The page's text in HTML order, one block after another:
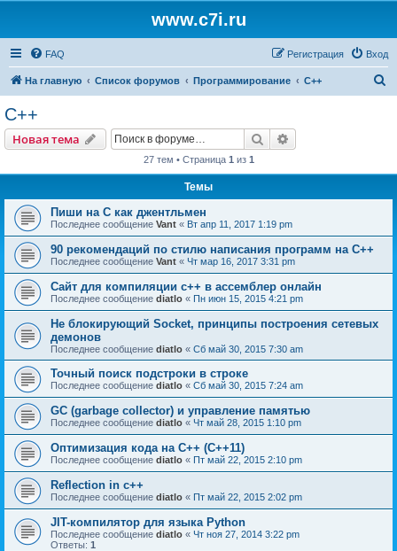
www.c7i.ru
FAQ Вход
Регистрация
На главную Список форумов Программирование C++
C++
Новая тема Поиск
27 тем • Страница 1 из 1
Темы
Пиши на C как джентльмен
Последнее сообщение Vant « Вт апр 11, 2017 1:19 pm
90 рекомендаций по стилю написания программ на C++
Последнее сообщение Vant « Чт мар 16, 2017 3:31 pm
Сайт для компиляции c++ в ассемблер онлайн
Последнее сообщение diatlo « Пн июн 15, 2015 4:21 pm
Не блокирующий Socket, принципы построения сетевых
демонов
Последнее сообщение diatlo « Сб май 30, 2015 7:30 am
Точный поиск подстроки в строке
Последнее сообщение diatlo « Сб май 30, 2015 7:24 am
GC (garbage collector) и управление памятью
Последнее сообщение diatlo « Чт май 28, 2015 1:10 pm
Оптимизация кода на C++ (C++11)
Последнее сообщение diatlo « Пт май 22, 2015 2:10 pm
Reflection in с++
Последнее сообщение diatlo « Пт май 22, 2015 2:02 pm
JIT-компилятор для языка Python
Последнее сообщение diatlo « Чт ноя 27, 2014 3:22 pm
Ответы: 1